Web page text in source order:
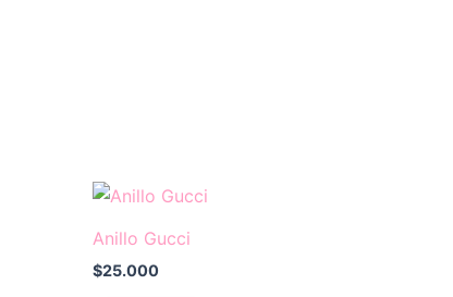
Anillo Gucci
$25.000